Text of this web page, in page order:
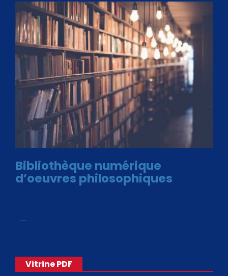
Bibliothèque numérique
d’oeuvres philosophiques
…
Vitrine PDF